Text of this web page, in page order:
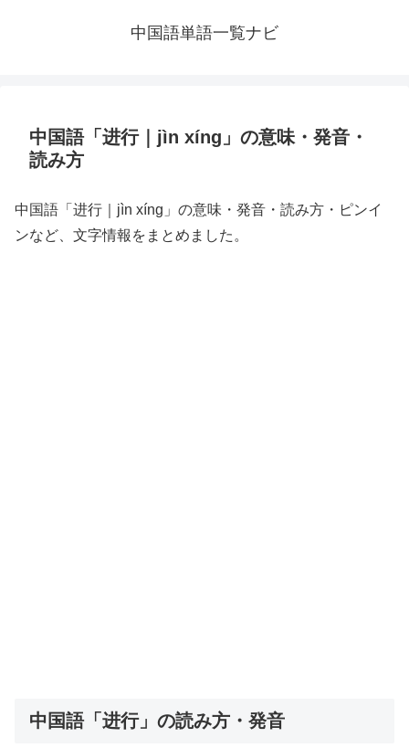
中国語単語一覧ナビ
中国語「进行｜jìn xíng」の意味・発音・
読み方
中国語「进行｜jìn xíng」の意味・発音・読み方・ピンイ
ンなど、文字情報をまとめました。
中国語「进行」の読み方・発音